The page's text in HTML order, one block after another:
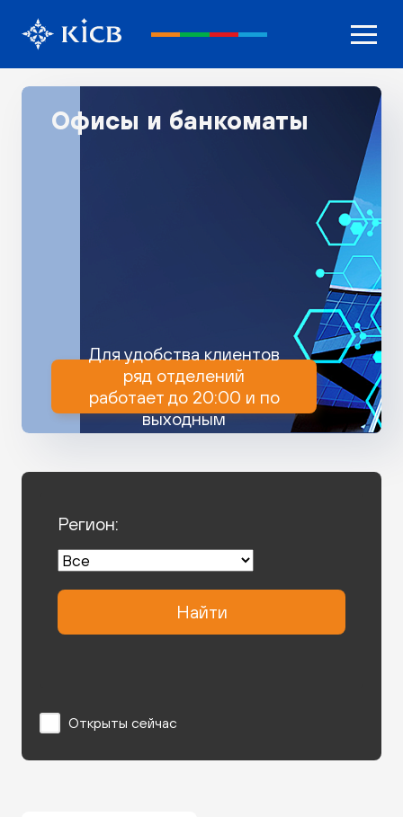
Офисы и банкоматы
Для удобства клиентов
ряд отделений
работает до 20:00 и по
выходным
Регион:
Найти
Открыты сейчас